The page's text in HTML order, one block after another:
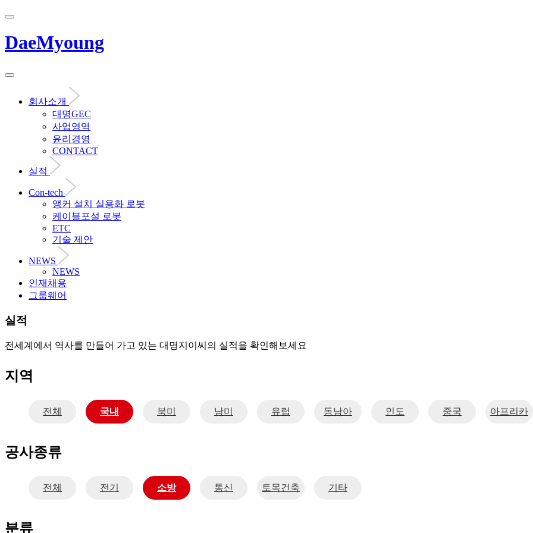
DaeMyoung
회사소개
대명GEC
사업영역
윤리경영
CONTACT
실적
Con-tech
앵커 설치 실용화 로봇
케이블포설 로봇
ETC
기술 제안
NEWS
NEWS
인재채용
그룹웨어
실적
전세계에서 역사를 만들어 가고 있는 대명지이씨의 실적을 확인해보세요
지역
전체 국내 북미 남미 유럽 동남아 인도 중국 아프리카
공사종류
전체 전기 소방 통신 토목건축 기타
분류